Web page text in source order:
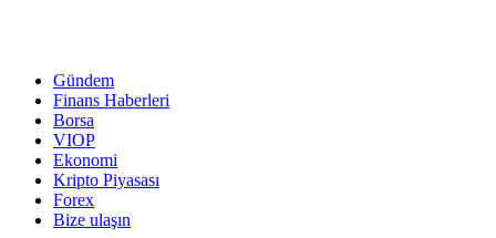
Gündem
Finans Haberleri
Borsa
VIOP
Ekonomi
Kripto Piyasası
Forex
Bize ulaşın